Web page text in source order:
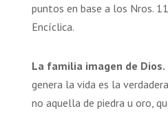
puntos en base a los Nros.
Encíclica.
La familia imagen de Dios.
genera la vida es la
no aquella de piedra u oro,